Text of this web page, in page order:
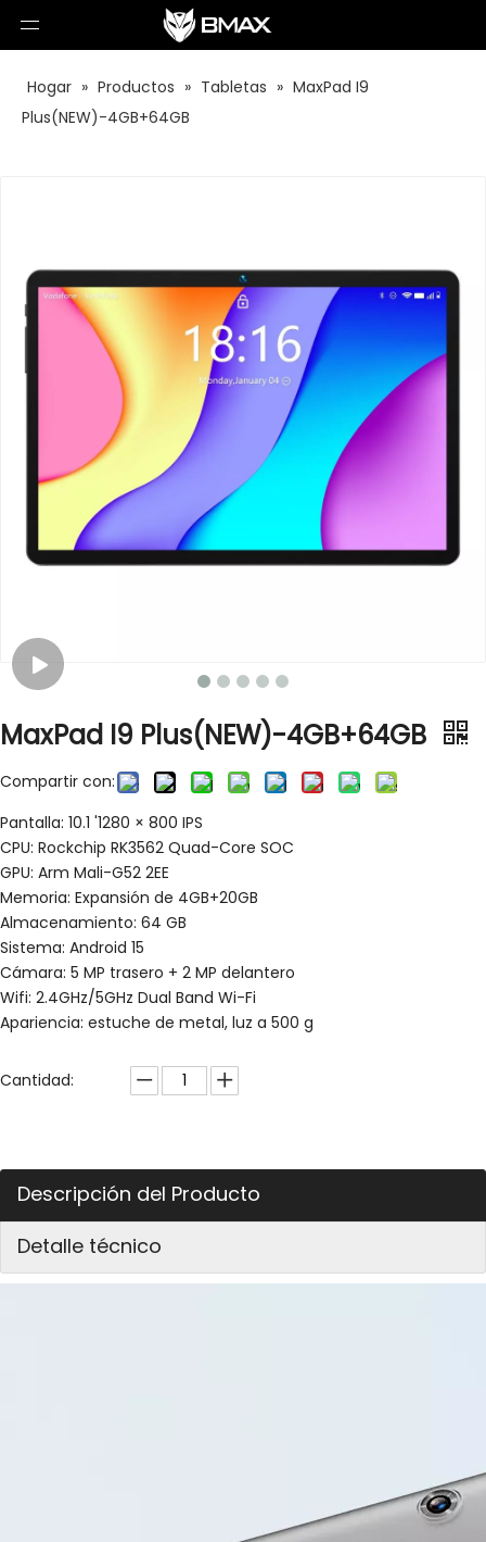
Hogar » Productos » Tabletas » MaxPad I9
Plus(NEW)-4GB+64GB
MaxPad I9 Plus(NEW)-4GB+64GB
Compartir con:
Pantalla: 10.1 '1280 × 800 IPS
CPU: Rockchip RK3562 Quad-Core SOC
GPU: Arm Mali-G52 2EE
Memoria: Expansión de 4GB+20GB
Almacenamiento: 64 GB
Sistema: Android 15
Cámara: 5 MP trasero + 2 MP delantero
Wifi: 2.4GHz/5GHz Dual Band Wi-Fi
Apariencia: estuche de metal, luz a 500 g
Cantidad:
Descripción del Producto
Detalle técnico